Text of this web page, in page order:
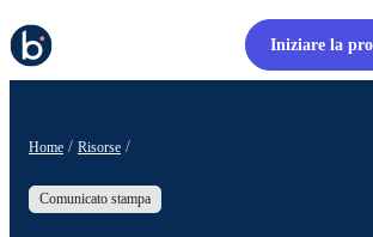
Iniziare la
Home Risorse
Comunicato stampa